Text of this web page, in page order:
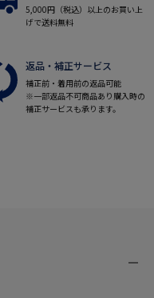
5,000円（税込）以上のお買い上
げで送料無料
返品・補正サービス
補正前・着用前の返品可能
※一部返品不可商品あり購入時の
補正サービスも承ります。